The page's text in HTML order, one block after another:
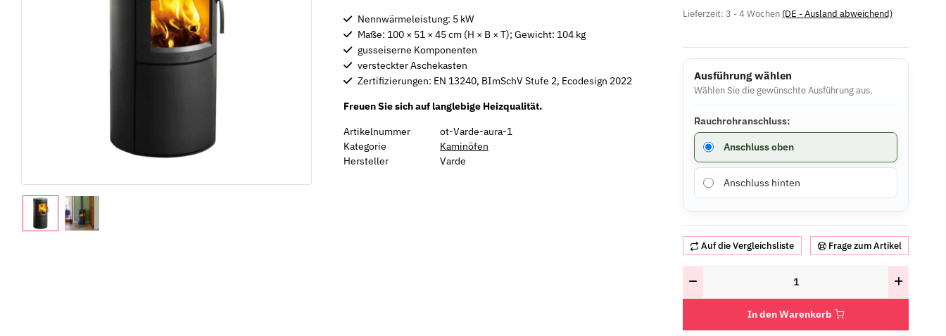
Nennwärmeleistung: 5 kW
Maße: 100 × 51 × 45 cm (H × B × T); Gewicht: 104 kg
gusseiserne Komponenten
versteckter Aschekasten
Zertifizierungen: EN 13240, BImSchV Stufe 2, Ecodesign 2022
Freuen Sie sich auf langlebige Heizqualität.
Artikelnummer
ot-Varde-aura-1
Kategorie
Kaminöfen
Hersteller
Varde
Lieferzeit: 3 - 4 Wochen (DE - Ausland abweichend)
Ausführung wählen
Wählen Sie die gewünschte Ausführung aus.
Rauchrohranschluss:
Rauchrohranschluss
Anschluss oben
Anschluss hinten
Auf die Vergleichsliste Frage zum Artikel
In den Warenkorb